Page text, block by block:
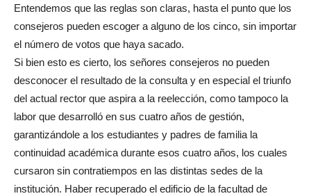
Entendemos que las reglas son claras, hasta el punto que los
consejeros pueden escoger a alguno de los cinco, sin importar
el número de votos que haya sacado.
Si bien esto es cierto, los señores consejeros no pueden
desconocer el resultado de la consulta y en especial el triunfo
del actual rector que aspira a la reelección, como tampoco la
labor que desarrolló en sus cuatro años de gestión,
garantizándole a los estudiantes y padres de familia la
continuidad académica durante esos cuatro años, los cuales
cursaron sin contratiempos en las distintas sedes de la
institución. Haber recuperado el edificio de la facultad de